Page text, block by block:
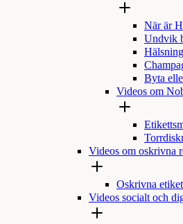
När är
Undvik
Byta
Videos om
Videos om oskrivna
Oskrivna
Videos socialt och